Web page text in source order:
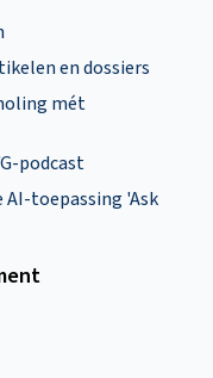
en dossiers
mét
podcast
AI-toepassing 'Ask